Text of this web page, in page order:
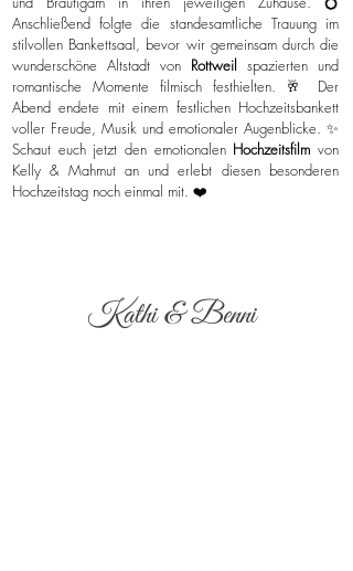
Anschließend folgte die standesamtliche Trauung im
stilvollen Bankettsaal, bevor wir gemeinsam durch die
wunderschöne Altstadt von Rottweil spazierten und
romantische Momente filmisch festhielten. 🥂 Der
Abend endete mit einem festlichen Hochzeitsbankett
voller Freude, Musik und emotionaler Augenblicke. ✨
Schaut euch jetzt den emotionalen Hochzeitsfilmvon
Kelly & Mahmut an und erlebt diesen besonderen
Hochzeitstag noch einmal mit. ❤️
Kathi & Benni